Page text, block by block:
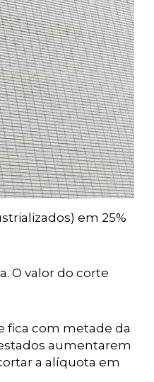
em 25%
O valor do corte
fica com metade da
aumentarem
a alíquota em